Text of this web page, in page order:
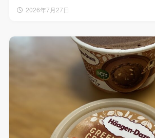
2026年7月27日